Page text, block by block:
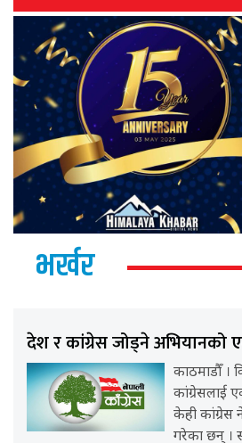
भर्खर
देश र कांग्रेस जोड्ने अभियानको
काठमाडौँ ।
कांग्रेसलाई
केही कांग्रेस
गरेका छन् ।